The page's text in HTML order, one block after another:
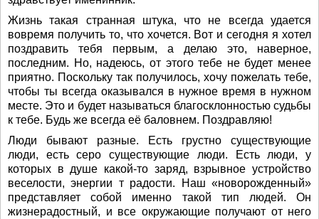
Жизнь такая странная штука, что не всегда удается
вовремя получить то, что хочется. Вот и сегодня я хотел
поздравить тебя первым, а делаю это, наверное,
последним. Но, надеюсь, от этого тебе не будет менее
приятно. Поскольку так получилось, хочу пожелать тебе,
чтобы ты всегда оказывался в нужное время в нужном
месте. Это и будет называться благосклонностью судьбы
к тебе. Будь же всегда её баловнем. Поздравляю!
Люди бывают разные. Есть грустно существующие
люди, есть серо существующие люди. Есть люди, у
которых в душе какой-то заряд, взрывное устройство
веселости, энергии т радости. Наш «новорожденный»
представляет собой именно такой тип людей. Он
жизнерадостный, и все окружающие получают от него